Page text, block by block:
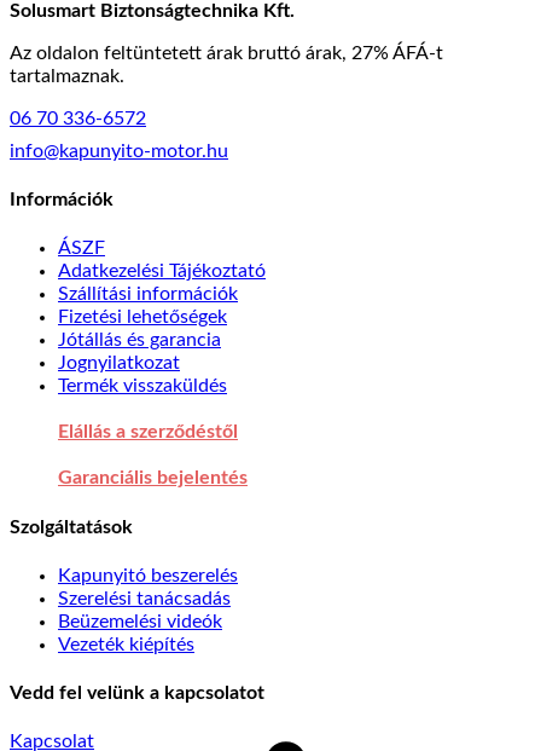
Solusmart Biztonságtechnika Kft.
Az oldalon feltüntetett árak bruttó árak, 27% ÁFÁ-t
tartalmaznak.
06 70 336-6572
info@kapunyito-motor.hu
Információk
ÁSZF
Adatkezelési Tájékoztató
Szállítási információk
Fizetési lehetőségek
Jótállás és garancia
Jognyilatkozat
Termék visszaküldés
Elállás a szerződéstől
Garanciális bejelentés
Szolgáltatások
Kapunyitó beszerelés
Szerelési tanácsadás
Beüzemelési videók
Vezeték kiépítés
Vedd fel velünk a kapcsolatot
Kapcsolat